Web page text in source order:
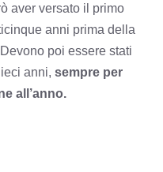
aver versato il primo
anni prima della
poi essere stati
anni, sempre per
all’anno.